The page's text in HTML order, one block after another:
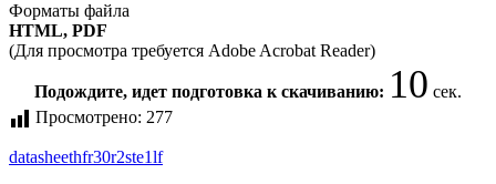
Форматы файла
HTML, PDF
(Для просмотра требуется Adobe Acrobat Reader)
Подождите, идет подготовка к скачиванию: 10 сек.
Просмотрено: 277
datasheethfr30r2ste1lf